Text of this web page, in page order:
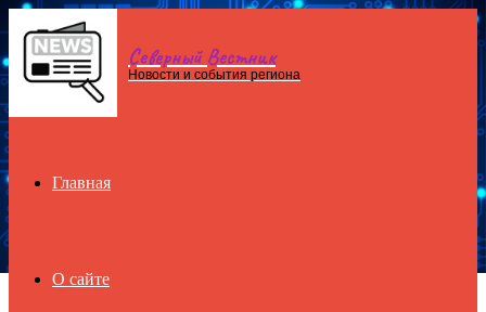
Menu Северный Вестник
Новости и события региона
Главная
О сайте